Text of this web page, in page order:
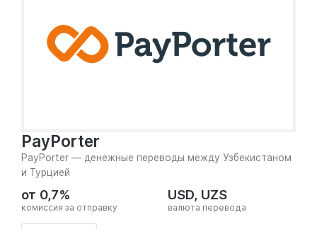
PayPorter
PayPorter — денежные переводы между Узбекистаном
и Турцией
от 0,7%
комиссия за отправку
USD, UZS
валюта перевода